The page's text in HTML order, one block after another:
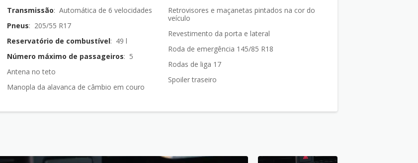
Transmissão: Automática de 6 velocidades
Pneus: 205/55 R17
Reservatório de combustível: 49 l
Número máximo de passageiros: 5
Antena no teto
Manopla da alavanca de câmbio em couro
Retrovisores e maçanetas pintados na cor do
veículo
Revestimento da porta e lateral
Roda de emergência 145/85 R18
Rodas de liga 17
Spoiler traseiro